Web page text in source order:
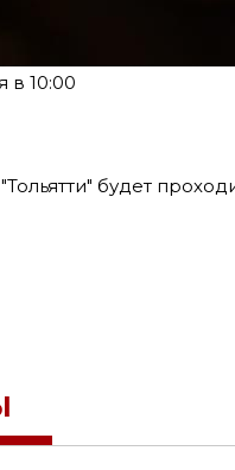
в 10:00
будет